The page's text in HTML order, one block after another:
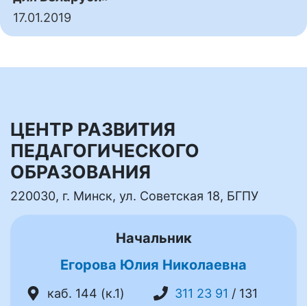
17.01.2019
ЦЕНТР РАЗВИТИЯ
ПЕДАГОГИЧЕСКОГО
ОБРАЗОВАНИЯ
220030, г. Минск, ул. Советская 18, БГПУ
Начальник
Егорова Юлия Николаевна
каб. 144 (к.1) 311 23 91 / 131